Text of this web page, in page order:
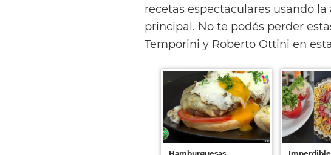
recetas espectaculares usando
principal. No te podés perder
Temporini y Roberto Ottini en